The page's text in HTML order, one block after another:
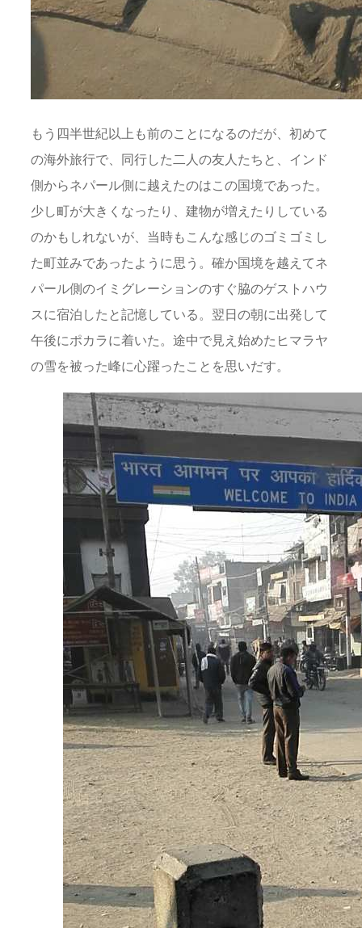
もう四半世紀以上も前のことになるのだが、初めて
の海外旅行で、同行した二人の友人たちと、インド
側からネパール側に越えたのはこの国境であった。
少し町が大きくなったり、建物が増えたりしている
のかもしれないが、当時もこんな感じのゴミゴミし
た町並みであったように思う。確か国境を越えてネ
パール側のイミグレーションのすぐ脇のゲストハウ
スに宿泊したと記憶している。翌日の朝に出発して
午後にポカラに着いた。途中で見え始めたヒマラヤ
の雪を被った峰に心躍ったことを思いだす。